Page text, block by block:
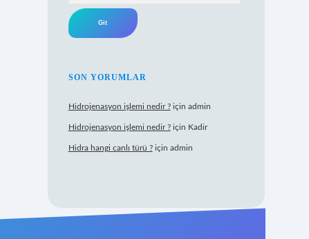
SON YORUMLAR
Hidrojenasyon işlemi nedir ?için admin
Hidrojenasyon işlemi nedir ?için Kadir
Hidra hangi canlı türü ?için admin